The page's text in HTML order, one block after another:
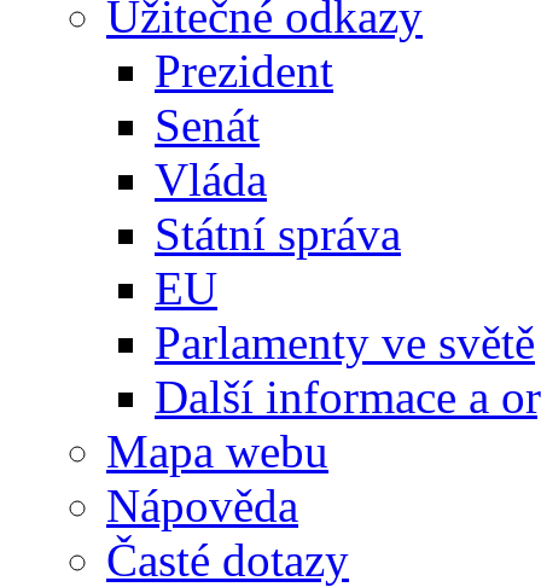
Užitečné odkazy
Prezident
Senát
Vláda
Státní správa
EU
Parlamenty ve světě
Další informace a
Mapa webu
Nápověda
Časté dotazy